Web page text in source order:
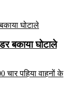
बकाया घोटाले